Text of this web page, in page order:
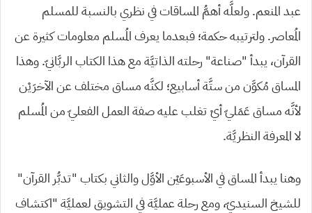
عبد المنعم. ولعلَّه أهمُّ المساقات في نظري بالنسبة للمسلم
المُعاصر. ولترتيبه حكمة؛ فبعدما يعرف المُسلم معلومات كثيرة عن
القرآن، يبدأ “صناعة” رحلته الذاتيَّة مع هذا الكتاب الربَّانيّ. وهذا
المساق مُكوَّن من ستَّة أسابيع؛ لكنَّه مساق مختلف عن الآخرَيْن
لأنَّه مساق عَمَليّ أيْ تغلب عليه صفة العمل الفعليّ من المُسلم
لا المعرفة النظريَّة.
وهنا يبدأ المساق في الأسبوعَيْن الأوَّل والثاني بكتاب “تدبُّر القرآن”
للشيخ السنيديّ، ومع رحلة عمليَّة في التشويق لعمليَّة “اكتشاف